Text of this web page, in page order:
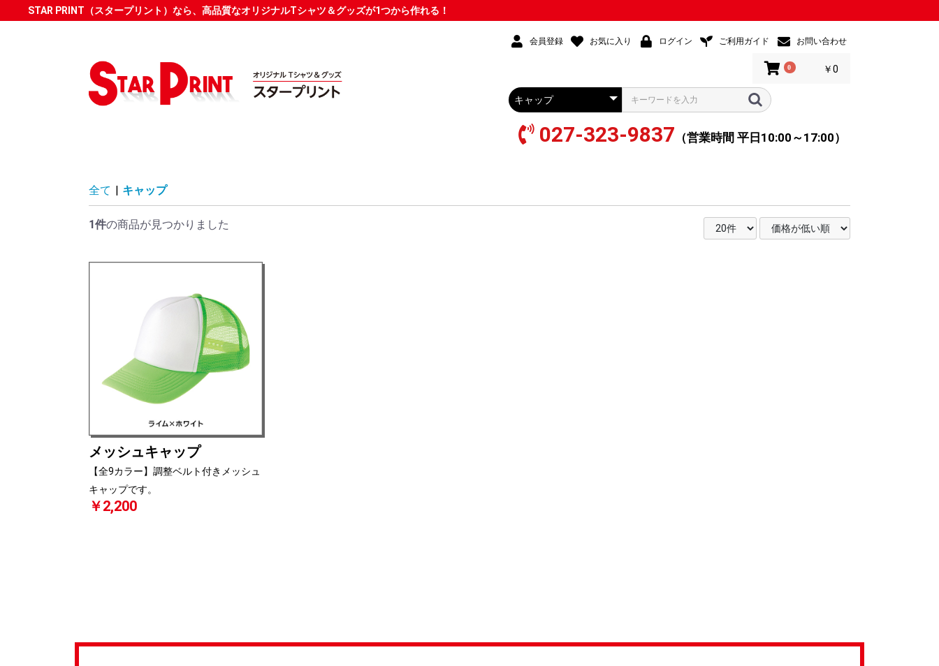
STAR PRINT（スタープリント）なら、高品質なオリジナルTシャツ＆グッズが1つから作れる！
会員登録 お気に入り ログイン ご利用ガイド お問い合わせ
0 ￥0
027-323-9837 （営業時間 平日10:00～17:00）
全て | キャップ
1件の商品が見つかりました
メッシュキャップ
【全9カラー】調整ベルト付きメッシュ
キャップです。
￥2,200